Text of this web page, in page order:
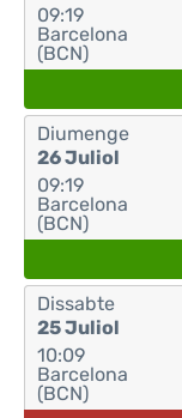
09:19
Barcelona
(BCN)
Diumenge
26 Juliol
09:19
Barcelona
(BCN)
Dissabte
25 Juliol
10:09
Barcelona
(BCN)